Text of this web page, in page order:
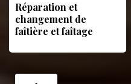
Réparation et
changement de
faîtière et faîtage